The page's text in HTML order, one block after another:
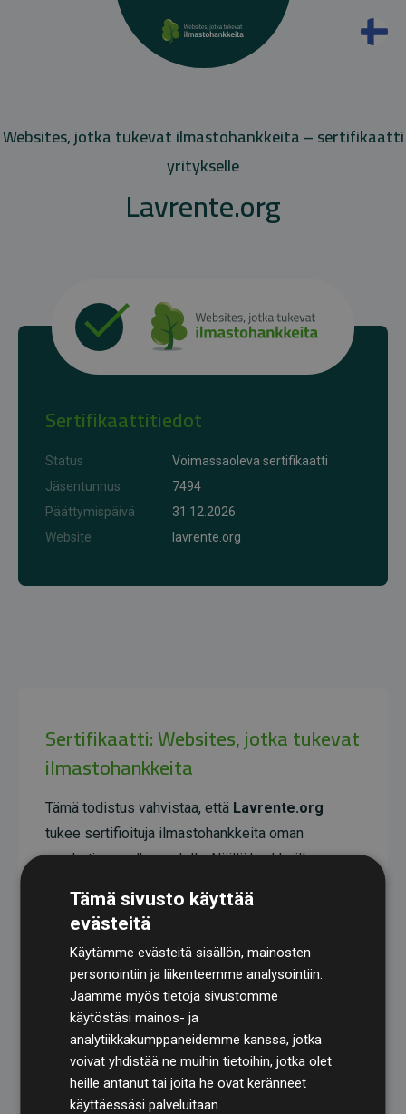
Websites, jotka tukevat ilmastohankkeita – sertifikaatti
yritykselle
Lavrente.org
Sertifikaattitiedot
Status
Voimassaoleva sertifikaatti
Jäsentunnus
7494
Päättymispäivä
31.12.2026
Website
lavrente.org
Sertifikaatti: Websites, jotka tukevat
ilmastohankkeita
Tämä todistus vahvistaa, että Lavrente.org
tukee sertifioituja ilmastohankkeita oman
arvoketjunsa ulkopuolella. Näillä hankkeilla on
joka keskimäärin vastaa kaksinkertaista määrää
verkkosivuston arvioituihin päästöihin verrattuna.
Kaikki hankkeet ovatGold Standardin
sertifioimia, mikä takaa korkean laadun, todellisen
ilmastovaikutuksen ja täyden läpinäkyvyyden. Lue
lisää yksittäisistä hankkeistatäältä.
Tämä sivusto käyttää
evästeitä
Käytämme evästeitä sisällön, mainosten
personointiin ja liikenteemme analysointiin.
Jaamme myös tietoja sivustomme
käytöstäsi mainos- ja
analytiikkakumppaneidemme kanssa, jotka
voivat yhdistää ne muihin tietoihin, jotka olet
heille antanut tai joita he ovat keränneet
käyttäessäsi palveluitaan.